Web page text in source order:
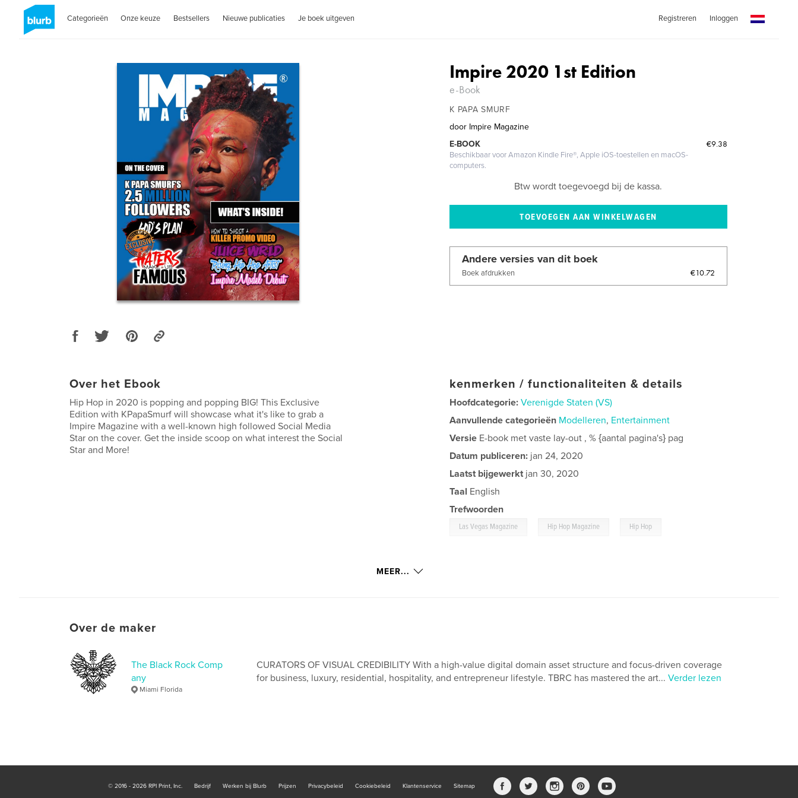
Categorieën Onze keuze Bestsellers Nieuwe publicaties Je boek uitgeven Registreren Inloggen
Impire 2020 1st Edition
e-Book
K PAPA SMURF
door Impire Magazine
€9.38
E-BOOK
Beschikbaar voor Amazon Kindle Fire®, Apple iOS-toestellen en macOS-
computers.
Btw wordt toegevoegd bij de kassa.
Andere versies van dit boek
Boek afdrukken €10.72
Over het Ebook
Hip Hop in 2020 is popping and popping BIG! This Exclusive
Edition with KPapaSmurf will showcase what it's like to grab a
Impire Magazine with a well-known high followed Social Media
Star on the cover. Get the inside scoop on what interest the Social
Star and More!
kenmerken / functionaliteiten & details
Hoofdcategorie: Verenigde Staten (VS)
Aanvullende categorieën Modelleren, Entertainment
Versie E-book met vaste lay-out , % {aantal pagina's} pag
Datum publiceren: jan 24, 2020
Laatst bijgewerkt jan 30, 2020
Taal English
Trefwoorden
Las Vegas Magazine Hip Hop Magazine Hip Hop
MEER...
Over de maker
The Black Rock Comp
any
Miami Florida
CURATORS OF VISUAL CREDIBILITY With a high-value digital domain asset structure and focus-driven coverage
for business, luxury, residential, hospitality, and entrepreneur lifestyle. TBRC has mastered the art... Verder lezen
© 2016 - 2026 RPI Print, Inc. Bedrijf Werken bij Blurb Prijzen Privacybeleid Cookiebeleid Klantenservice Sitemap